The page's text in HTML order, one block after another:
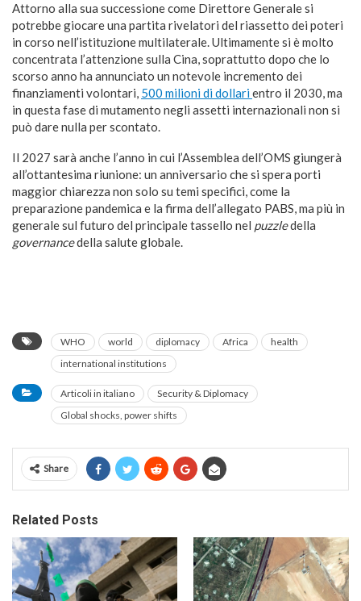
Attorno alla sua successione come Direttore Generale si
potrebbe giocare una partita rivelatori del riassetto dei poteri
in corso nell’istituzione multilaterale. Ultimamente si è molto
concentrata l’attenzione sulla Cina, soprattutto dopo che lo
scorso anno ha annunciato un notevole incremento dei
finanziamenti volontari, 500 milioni di dollarientro il 2030, ma
in questa fase di mutamento negli assetti internazionali non si
può dare nulla per scontato.
Il 2027 sarà anche l’anno in cui l’Assemblea dell’OMS giungerà
all’ottantesima riunione: un anniversario che si spera porti
maggior chiarezza non solo su temi specifici, come la
preparazione pandemica e la firma dell’allegato PABS, ma più in
generale sul futuro del principale tassello nel puzzledella
governancedella salute globale.
WHO world diplomacy Africa
health
international institutions
Articoli in italiano
Security & Diplomacy
Global shocks, power shifts
Share
Related Posts